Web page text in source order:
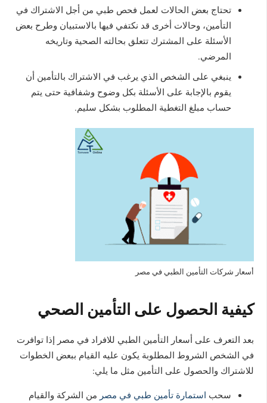
تحتاج بعض الحالات لعمل فحص طبي من أجل الاشتراك في
التأمين، وحالات أخرى قد نكتفي فيها بالاستبيان وطرح بعض
الأسئلة على المشترك تتعلق بحالته الصحية وتاريخه
المرضي.
ينبغي على الشخص الذي يرغب في الاشتراك بالتأمين أن
يقوم بالإجابة على الأسئلة بكل وضوح وشفافية حتى يتم
حساب مبلغ التغطية المطلوب بشكل سليم.
أسعار شركات التأمين الطبي في مصر
كيفية الحصول على التأمين الصحي
بعد التعرف على أسعار التأمين الطبي للافراد في مصر إذا توافرت
في الشخص الشروط المطلوبة يكون عليه القيام ببعض الخطوات
للاشتراك والحصول على التأمين مثل ما يلي:
سحب استمارة تأمين طبي في مصر من الشركة والقيام